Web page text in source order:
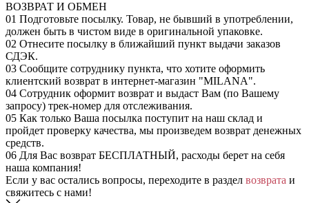
ВОЗВРАТ И ОБМЕН
01 Подготовьте посылку. Товар, не бывший в употреблении,
должен быть в чистом виде в оригинальной упаковке.
02 Отнесите посылку в ближайший пункт выдачи заказов
СДЭК.
03 Сообщите сотруднику пункта, что хотите оформить
клиентский возврат в интернет-магазин "MILANA".
04 Сотрудник оформит возврат и выдаст Вам (по Вашему
запросу) трек-номер для отслеживания.
05 Как только Ваша посылка поступит на наш склад и
пройдет проверку качества, мы произведем возврат денежных
средств.
06 Для Вас возврат БЕСПЛАТНЫЙ, расходы берет на себя
наша компания!
Если у вас остались вопросы, переходите в раздел возврата и
свяжитесь с нами!